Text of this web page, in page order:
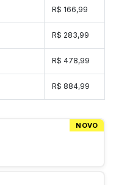
R$ 166,99
R$ 283,99
R$ 478,99
R$ 884,99
NOVO